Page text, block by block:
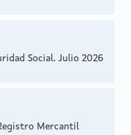
Social. Julio 2026
Mercantil